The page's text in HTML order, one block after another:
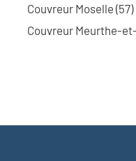
Couvreur Moselle (57)
Couvreur Meurthe-